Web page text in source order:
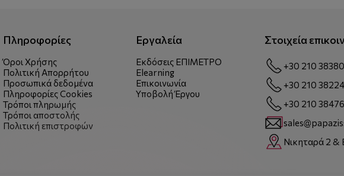
Πληροφορίες
Όροι Χρήσης
Πολιτική Απορρήτου
Προσωπικά δεδομένα
Πληροφορίες Cookies
Τρόποι πληρωμής
Τρόποι αποστολής
Πολιτική επιστροφών
Εργαλεία
Εκδόσεις ΕΠΙΜΕΤΡΟ
Elearning
Επικοινωνία
Υποβολή Έργου
Στοιχεία
+30 210
+30 210
+30 210
Νικηταρά 2 &